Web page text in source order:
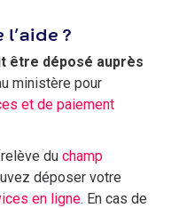
?
être déposé auprès
ministère pour
et de paiement
du champ
déposer votre
en ligne. En cas de